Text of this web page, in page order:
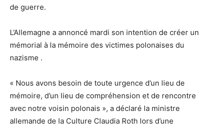
de guerre.
L’Allemagne a annoncé mardi son intention de créer un
mémorial à la mémoire des victimes polonaises du
nazisme .
« Nous avons besoin de toute urgence d’un lieu de
mémoire, d’un lieu de compréhension et de rencontre
avec notre voisin polonais », a déclaré la ministre
allemande de la Culture Claudia Roth lors d’une